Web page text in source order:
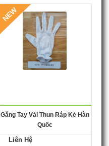
NEW
Găng Tay Vải Thun Ráp Kẻ Hàn
Quốc
Liên Hệ